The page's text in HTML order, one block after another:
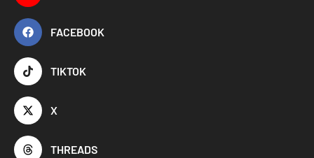
FACEBOOK
TIKTOK
X
THREADS